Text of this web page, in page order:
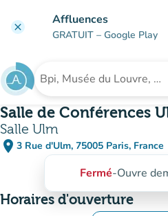
clear Affluences
GRATUIT – Google Play
Rechercher un
Salle de Conférences
Salle Ulm
place 3 Rue d'Ulm, 75005 Paris, France
(ouvrir dans Google
(nouvel onglet)
Fermé-Ouvre
Horaires d'ouverture